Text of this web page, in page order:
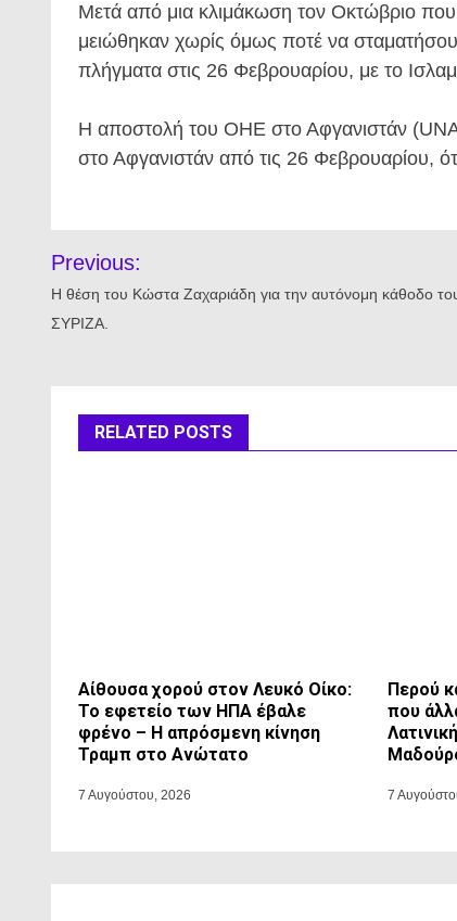
Μετά από μια κλιμάκωση τον Οκτώβριο
μειώθηκαν χωρίς όμως ποτέ να
πλήγματα στις 26 Φεβρουαρίου, με το
Η αποστολή του ΟΗΕ στο Αφγανιστάν
στο Αφγανιστάν από τις 26 Φεβρουαρίου,
άρθρων
Previous:
Η θέση του Κώστα Ζαχαριάδη για την αυτόνομη κάθοδο
ΣΥΡΙΖΑ.
RELATED POSTS
Αίθουσα χορού στον Λευκό Οίκο:
Το εφετείο των ΗΠΑ έβαλε
φρένο – Η απρόσμενη κίνηση
Τραμπ στο Ανώτατο
7 Αυγούστου, 2026
Περού
που
7